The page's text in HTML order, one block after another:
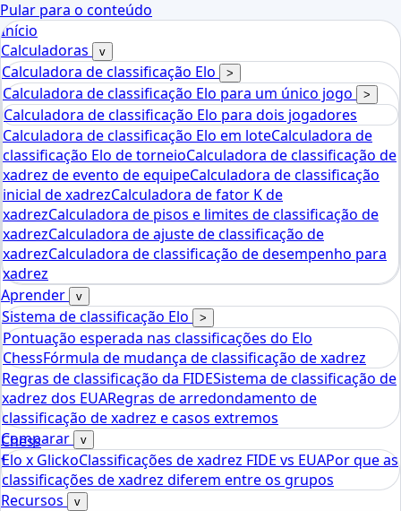
Pular para o conteúdo
Chess
tools
Calculadora de Rating Elo de Xadrez
Início
Calculadoras
v
Calculadora de classificação Elo >
Calculadora de classificação Elo para um único jogo >
Calculadora de classificação Elo para dois jogadores
Calculadora de classificação Elo em loteCalculadora de
classificação Elo de torneioCalculadora de classificação de
xadrez de evento de equipeCalculadora de classificação
inicial de xadrezCalculadora de fator K de
xadrezCalculadora de pisos e limites de classificação de
xadrezCalculadora de ajuste de classificação de
xadrezCalculadora de classificação de desempenho para
xadrez
Aprender
v
Sistema de classificação Elo >
Pontuação esperada nas classificações do Elo
ChessFórmula de mudança de classificação de xadrez
Regras de classificação da FIDESistema de classificação de
xadrez dos EUARegras de arredondamento de
classificação de xadrez e casos extremos
Comparar
v
Elo x GlickoClassificações de xadrez FIDE vs EUAPor que as
classificações de xadrez diferem entre os grupos
Recursos
v